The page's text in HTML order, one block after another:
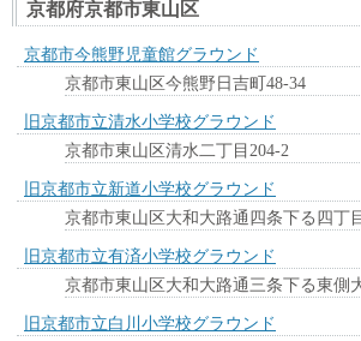
京都府京都市東山区
京都市今熊野児童館グラウンド
京都市東山区今熊野日吉町48-34
旧京都市立清水小学校グラウンド
京都市東山区清水二丁目204-2
旧京都市立新道小学校グラウンド
京都市東山区大和大路通四条下る四丁
旧京都市立有済小学校グラウンド
京都市東山区大和大路通三条下る東側
旧京都市立白川小学校グラウンド